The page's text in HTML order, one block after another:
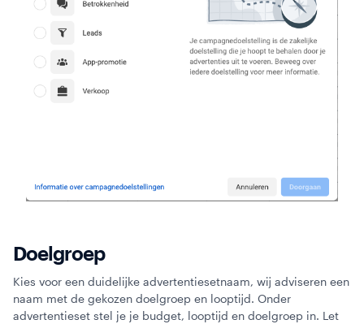
Doelgroep
Kies voor een duidelijke advertentiesetnaam, wij adviseren een
naam met de gekozen doelgroep en looptijd. Onder
advertentieset stel je je budget, looptijd en doelgroep in. Let